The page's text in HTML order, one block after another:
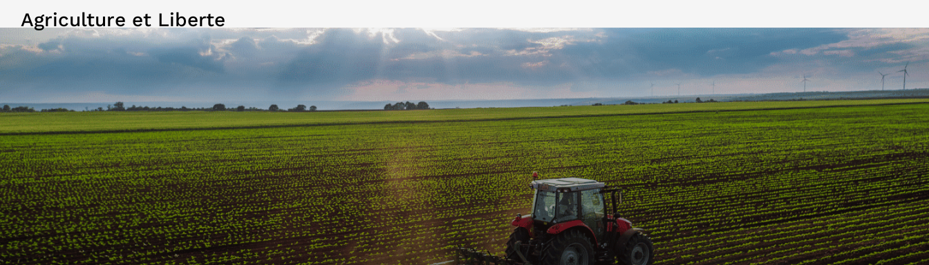
Agriculture et Liberte